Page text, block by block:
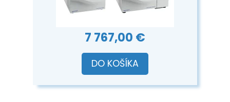
7 767,00 €
DO KOŠÍKA